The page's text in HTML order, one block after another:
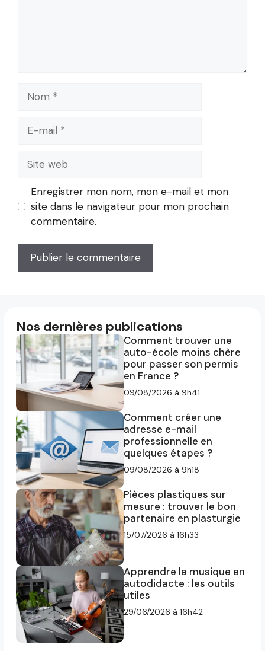
mail
Site
web
Enregistrer mon nom, mon e-mail et mon
site dans le navigateur pour mon prochain
commentaire.
Nos dernières publications
Comment trouver une
auto-école moins chère
pour passer son permis
en France ?
09/08/2026 à 9h41
Comment créer une
adresse e-mail
professionnelle en
quelques étapes ?
09/08/2026 à 9h18
Pièces plastiques sur
mesure : trouver le bon
partenaire en plasturgie
15/07/2026 à 16h33
Apprendre la musique en
autodidacte : les outils
utiles
29/06/2026 à 16h42